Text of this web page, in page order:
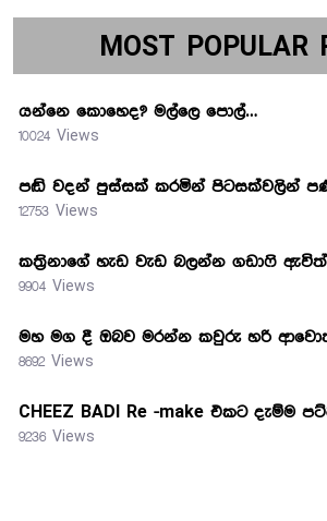
MOST POPULAR
යන්නෙ කොහෙද? මල්ලෙ පොල්…
10024 Views
පඬි වදන් පුස්සක් කරමින් පිටසක්වලින්
12753 Views
කත්‍රිනාගේ හැඩ වැඩ බලන්න ගඩාෆි
9904 Views
මහ මග දී ඔබව මරන්න කවුරු හරි
8692 Views
CHEEZ BADI Re -make එකට දැම්ම
9236 Views